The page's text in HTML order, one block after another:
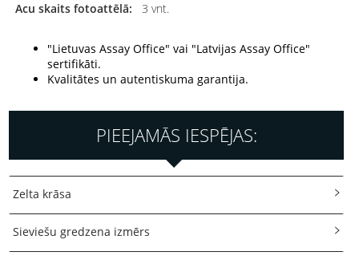
Acu skaits fotoattēlā:
3 vnt.
"Lietuvas Assay Office" vai "Latvijas Assay Office"
sertifikāti.
Kvalitātes un autentiskuma garantija.
PIEEJAMĀS IESPĒJAS:
Zelta krāsa
Sieviešu gredzena izmērs